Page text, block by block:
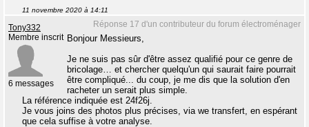
11 novembre 2020 à 14:11
Réponse 17 d'un contributeur du forum électroménager
Tony332
Membre inscrit
6 messages
Bonjour Messieurs,
Je ne suis pas sûr d'être assez qualifié pour ce genre de
bricolage… et chercher quelqu'un qui saurait faire pourrait
être compliqué... du coup, je me dis que la solution d'en
racheter un serait plus simple.
La référence indiquée est 24f26j.
Je vous joins des photos plus précises, via we transfert, en espérant
que cela suffise à votre analyse.